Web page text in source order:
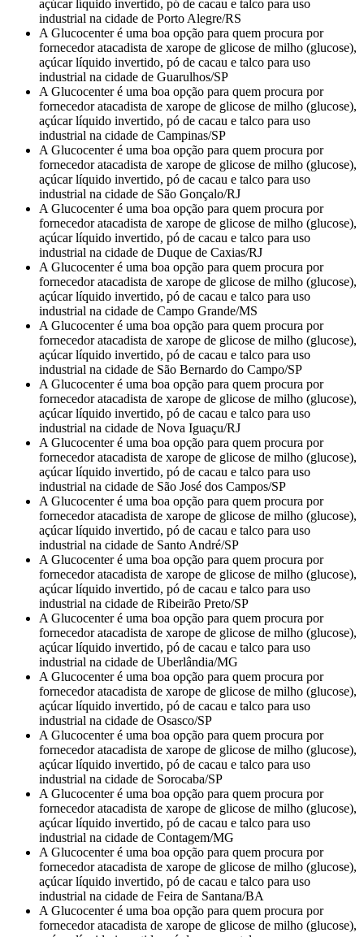
açúcar líquido invertido, pó de cacau e talco para uso
industrial na cidade de Porto Alegre/RS
A Glucocenter é uma boa opção para quem procura por
fornecedor atacadista de xarope de glicose de milho (glucose),
açúcar líquido invertido, pó de cacau e talco para uso
industrial na cidade de Guarulhos/SP
A Glucocenter é uma boa opção para quem procura por
fornecedor atacadista de xarope de glicose de milho (glucose),
açúcar líquido invertido, pó de cacau e talco para uso
industrial na cidade de Campinas/SP
A Glucocenter é uma boa opção para quem procura por
fornecedor atacadista de xarope de glicose de milho (glucose),
açúcar líquido invertido, pó de cacau e talco para uso
industrial na cidade de São Gonçalo/RJ
A Glucocenter é uma boa opção para quem procura por
fornecedor atacadista de xarope de glicose de milho (glucose),
açúcar líquido invertido, pó de cacau e talco para uso
industrial na cidade de Duque de Caxias/RJ
A Glucocenter é uma boa opção para quem procura por
fornecedor atacadista de xarope de glicose de milho (glucose),
açúcar líquido invertido, pó de cacau e talco para uso
industrial na cidade de Campo Grande/MS
A Glucocenter é uma boa opção para quem procura por
fornecedor atacadista de xarope de glicose de milho (glucose),
açúcar líquido invertido, pó de cacau e talco para uso
industrial na cidade de São Bernardo do Campo/SP
A Glucocenter é uma boa opção para quem procura por
fornecedor atacadista de xarope de glicose de milho (glucose),
açúcar líquido invertido, pó de cacau e talco para uso
industrial na cidade de Nova Iguaçu/RJ
A Glucocenter é uma boa opção para quem procura por
fornecedor atacadista de xarope de glicose de milho (glucose),
açúcar líquido invertido, pó de cacau e talco para uso
industrial na cidade de São José dos Campos/SP
A Glucocenter é uma boa opção para quem procura por
fornecedor atacadista de xarope de glicose de milho (glucose),
açúcar líquido invertido, pó de cacau e talco para uso
industrial na cidade de Santo André/SP
A Glucocenter é uma boa opção para quem procura por
fornecedor atacadista de xarope de glicose de milho (glucose),
açúcar líquido invertido, pó de cacau e talco para uso
industrial na cidade de Ribeirão Preto/SP
A Glucocenter é uma boa opção para quem procura por
fornecedor atacadista de xarope de glicose de milho (glucose),
açúcar líquido invertido, pó de cacau e talco para uso
industrial na cidade de Uberlândia/MG
A Glucocenter é uma boa opção para quem procura por
fornecedor atacadista de xarope de glicose de milho (glucose),
açúcar líquido invertido, pó de cacau e talco para uso
industrial na cidade de Osasco/SP
A Glucocenter é uma boa opção para quem procura por
fornecedor atacadista de xarope de glicose de milho (glucose),
açúcar líquido invertido, pó de cacau e talco para uso
industrial na cidade de Sorocaba/SP
A Glucocenter é uma boa opção para quem procura por
fornecedor atacadista de xarope de glicose de milho (glucose),
açúcar líquido invertido, pó de cacau e talco para uso
industrial na cidade de Contagem/MG
A Glucocenter é uma boa opção para quem procura por
fornecedor atacadista de xarope de glicose de milho (glucose),
açúcar líquido invertido, pó de cacau e talco para uso
industrial na cidade de Feira de Santana/BA
A Glucocenter é uma boa opção para quem procura por
fornecedor atacadista de xarope de glicose de milho (glucose),